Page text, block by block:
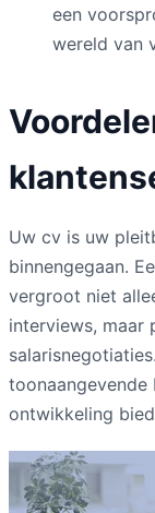
een
wereld van
Uw cv is uw
binnengegaan.
vergroot niet
interviews,
ontwikkeling